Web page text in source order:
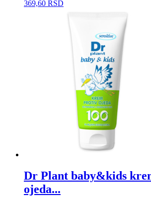
369,60 RSD
Dr Plant baby&kids
ojeda...